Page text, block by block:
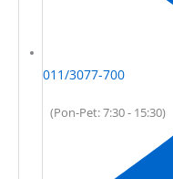
011/3077-700
(Pon-Pet: 7:30 - 15:30)